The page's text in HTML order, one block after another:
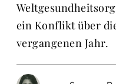
ein Konflikt über
vergangenen Jahr.